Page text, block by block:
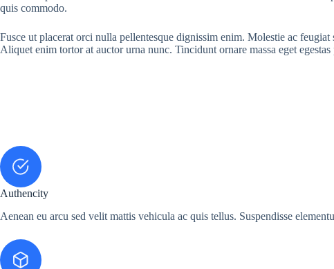
quis commodo.
Fusce ut placerat orci nulla pellentesque dignissim enim. Molestie ac
Aliquet enim tortor at auctor urna nunc. Tincidunt ornare massa eget
Authencity
Aenean eu arcu sed velit mattis vehicula ac quis tellus. Suspendisse